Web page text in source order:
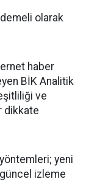
olarak
haber
BİK Analitik
ve
dikkate
yeni
izleme